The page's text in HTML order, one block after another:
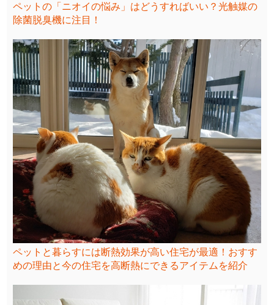
ペットの「ニオイの悩み」はどうすればいい？光触媒の
除菌脱臭機に注目！
ペットと暮らすには断熱効果が高い住宅が最適！おすす
めの理由と今の住宅を高断熱にできるアイテムを紹介